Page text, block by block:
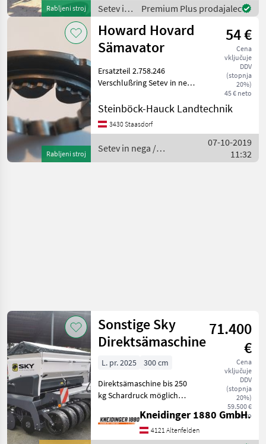
Rabljeni stroj
setev
Setev in
nega /
Sonstige
Premium Plus prodajalec
Rabljeni stroj
Howard Hovard
Sämavator
54 €
Cena
vključuje
DDV
(stopnja
20%)
45 € neto
Ersatzteil 2.758.246
Verschlußring Setev in nega
setev
Steinböck-Hauck Landtechnik
3430 Staasdorf
Setev in nega /
Howard
07-10-2019
11:32
Sonstige Sky
Direktsämaschine
71.400
€
Cena
vključuje
DDV
(stopnja
20%)
59.500 €
neto
L. pr. 2025
300 cm
Direktsämaschine bis 250
kg Schardruck möglich
Druckrollen Verschiedene
Ausführungen möglich.
Kneidinger 1880 GmbH.
4121 Altenfelden